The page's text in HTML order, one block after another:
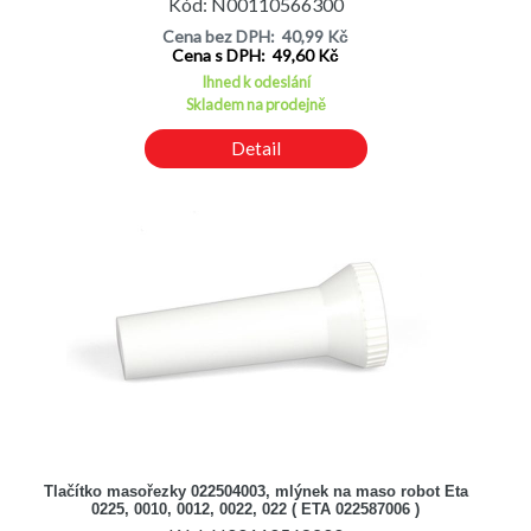
Cena bez DPH: 40,99 Kč
Cena s DPH: 49,60 Kč
Ihned k odeslání
Skladem na prodejně
Detail
Tlačítko masořezky 022504003, mlýnek na maso robot Eta
0225, 0010, 0012, 0022, 022 ( ETA 022587006 )